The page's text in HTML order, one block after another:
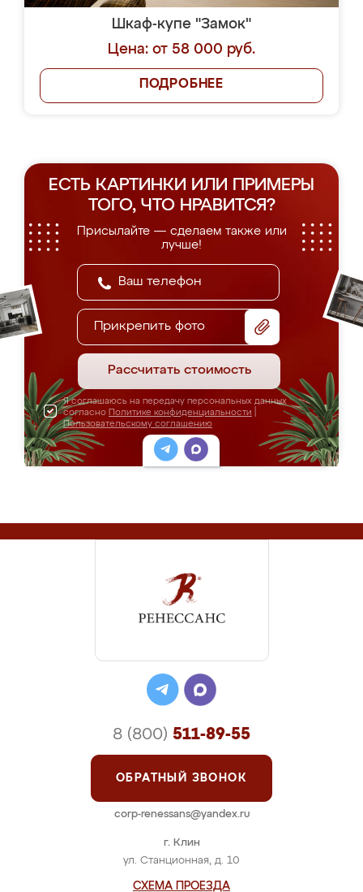
Шкаф-купе "Замок"
Цена: от 58 000 руб.
ПОДРОБНЕЕ
ЕСТЬ КАРТИНКИ ИЛИ ПРИМЕРЫ
ТОГО, ЧТО НРАВИТСЯ?
Присылайте — сделаем также или
лучше!
Прикрепить фото
Рассчитать стоимость
Я соглашаюсь на передачу персональных данных
согласно Политике конфиденциальности
Пользовательскому соглашению
г. Клин
ул. Станционная, д. 10
СХЕМА ПРОЕЗДА
8 (800) 511-89-55
ОБРАТНЫЙ ЗВОНОК
corp-renessans@yandex.ru